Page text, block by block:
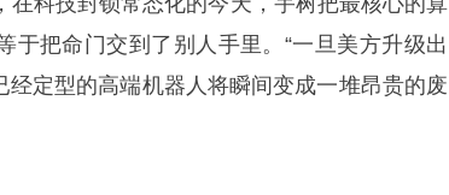
于把命门交到了别人手里。“一旦美方升级出
定型的高端机器人将瞬间变成一堆昂贵的废